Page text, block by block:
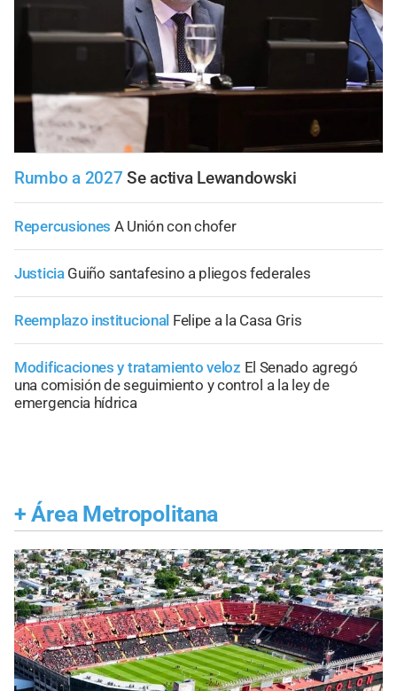
Rumbo a 2027 Se activa Lewandowski
Repercusiones A Unión con chofer
Justicia Guiño santafesino a pliegos federales
Reemplazo institucional Felipe a la Casa Gris
Modificaciones y tratamiento veloz El Senado agregó
una comisión de seguimiento y control a la ley de
emergencia hídrica
+ Área Metropolitana